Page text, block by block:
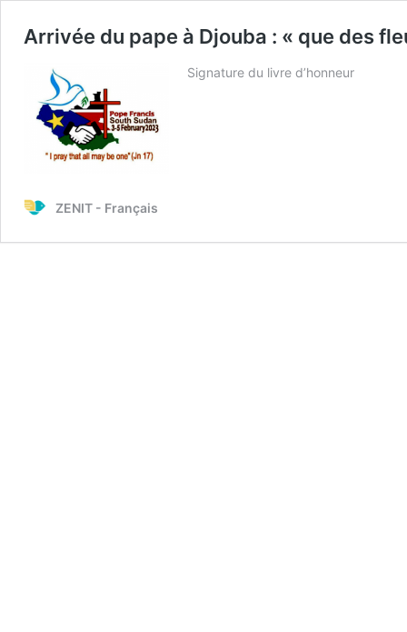
Arrivée du pape à Djouba : « que des
Signature du livre d’honneur
ZENIT - Français